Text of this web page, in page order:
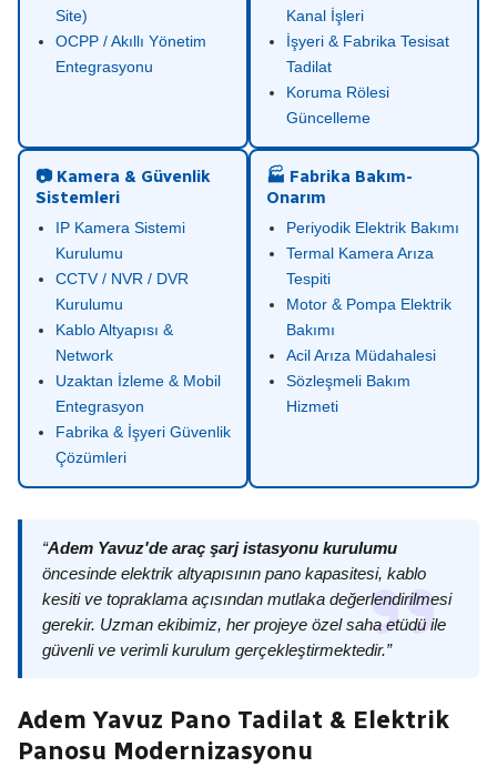
Site)
OCPP / Akıllı Yönetim
Entegrasyonu
Kanal İşleri
İşyeri & Fabrika Tesisat
Tadilat
Koruma Rölesi
Güncelleme
📷 Kamera & Güvenlik
Sistemleri
IP Kamera Sistemi
Kurulumu
CCTV / NVR / DVR
Kurulumu
Kablo Altyapısı &
Network
Uzaktan İzleme & Mobil
Entegrasyon
Fabrika & İşyeri Güvenlik
Çözümleri
🏭 Fabrika Bakım-
Onarım
Periyodik Elektrik Bakımı
Termal Kamera Arıza
Tespiti
Motor & Pompa Elektrik
Bakımı
Acil Arıza Müdahalesi
Sözleşmeli Bakım
Hizmeti
“Adem Yavuz'de araç şarj istasyonu kurulumu
öncesinde elektrik altyapısının pano kapasitesi, kablo
kesiti ve topraklama açısından mutlaka değerlendirilmesi
gerekir. Uzman ekibimiz, her projeye özel saha etüdü ile
güvenli ve verimli kurulum gerçekleştirmektedir.”
Adem Yavuz Pano Tadilat & Elektrik
Panosu Modernizasyonu